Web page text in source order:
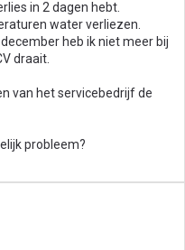
in 2 dagen hebt.
water verliezen.
heb ik niet meer bij
draait.
van het servicebedrijf de
probleem?